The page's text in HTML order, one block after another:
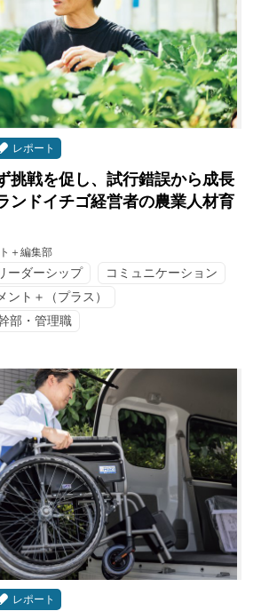
レポート
挑戦を促し、試行錯誤から成長
ンドイチゴ経営者の農業人材育
＋編集部
ーダーシップ
コミュニケーション
ント＋（プラス）
部・管理職
レポート